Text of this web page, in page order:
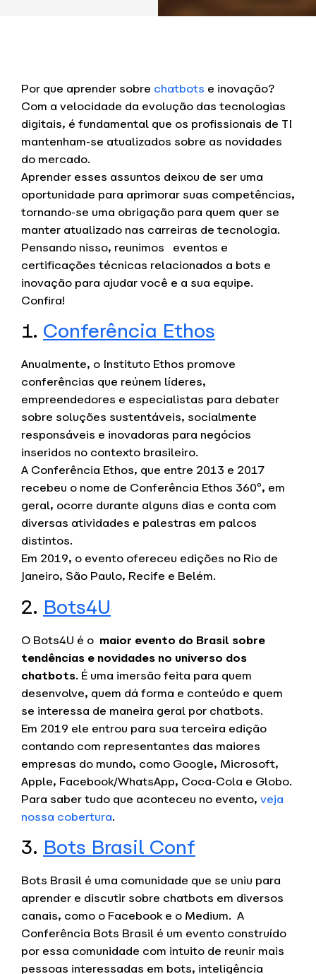
Por que aprender sobre chatbots e inovação?
Com a velocidade da evolução das tecnologias
digitais, é fundamental que os profissionais de TI
mantenham-se atualizados sobre as novidades
do mercado.
Aprender esses assuntos deixou de ser uma
oportunidade para aprimorar suas competências,
tornando-se uma obrigação para quem quer se
manter atualizado nas carreiras de tecnologia.
Pensando nisso, reunimos eventos e
certificações técnicas relacionados a bots e
inovação para ajudar você e a sua equipe.
Confira!
1. Conferência Ethos
Anualmente, o Instituto Ethos promove
conferências que reúnem líderes,
empreendedores e especialistas para debater
sobre soluções sustentáveis, socialmente
responsáveis e inovadoras para negócios
inseridos no contexto brasileiro.
A Conferência Ethos, que entre 2013 e 2017
recebeu o nome de Conferência Ethos 360º, em
geral, ocorre durante alguns dias e conta com
diversas atividades e palestras em palcos
distintos.
Em 2019, o evento ofereceu edições no Rio de
Janeiro, São Paulo, Recife e Belém.
2. Bots4U
O Bots4U é o maior evento do Brasil sobre
tendências e novidades no universo dos
chatbots. É uma imersão feita para quem
desenvolve, quem dá forma e conteúdo e quem
se interessa de maneira geral por chatbots.
Em 2019 ele entrou para sua terceira edição
contando com representantes das maiores
empresas do mundo, como Google, Microsoft,
Apple, Facebook/WhatsApp, Coca-Cola e Globo.
Para saber tudo que aconteceu no evento, veja
nossa cobertura.
3. Bots Brasil Conf
Bots Brasil é uma comunidade que se uniu para
aprender e discutir sobre chatbots em diversos
canais, como o Facebook e o Medium. A
Conferência Bots Brasil é um evento construído
por essa comunidade com intuito de reunir mais
pessoas interessadas em bots, inteligência